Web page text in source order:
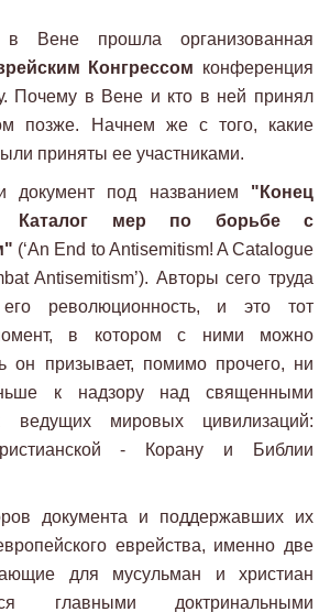
Вене прошла организованная
Конгрессом конференция
Почему в Вене и кто в ней принял
позже. Начнем же с того, какие
приняты ее участниками.
документ под названием "Конец
Каталог мер по борьбе с
(‘An End to Antisemitism! A Catalogue
Antisemitism’). Авторы сего труда
революционность, и это тот
в котором с ними можно
он призывает, помимо прочего, ни
к надзору над священными
ведущих мировых цивилизаций:
- Корану и Библии
документа и поддержавших их
еврейства, именно две
для мусульман и христиан
главными доктринальными